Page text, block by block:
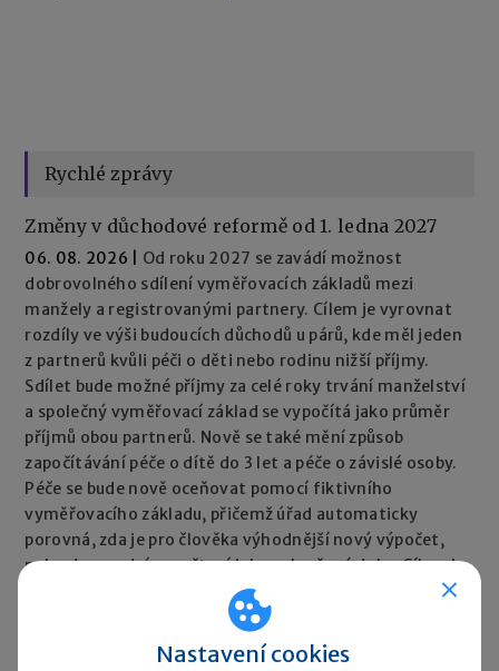
Rychlé zprávy
Změny v důchodové reformě od 1. ledna 2027
06. 08. 2026
Od roku 2027 se zavádí možnost
dobrovolného sdílení vyměřovacích základů mezi
manžely a registrovanými partnery. Cílem je vyrovnat
rozdíly ve výši budoucích důchodů u párů, kde měl jeden
z partnerů kvůli péči o děti nebo rodinu nižší příjmy.
Sdílet bude možné příjmy za celé roky trvání manželství
a společný vyměřovací základ se vypočítá jako průměr
příjmů obou partnerů. Nově se také mění způsob
započítávání péče o dítě do 3 let a péče o závislé osoby.
Péče se bude nově oceňovat pomocí fiktivního
vyměřovacího základu, přičemž úřad automaticky
porovná, zda je pro člověka výhodnější nový výpočet,
nebo dosavadní započtení jako vyloučené doby. Cílem je,
aby péče neměla negativní dopad na výši důchodu.
Nastavení cookies